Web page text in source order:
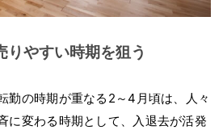
りやすい時期を狙う
勤の時期が重なる2～4月頃は、人々
に変わる時期として、入退去が活発